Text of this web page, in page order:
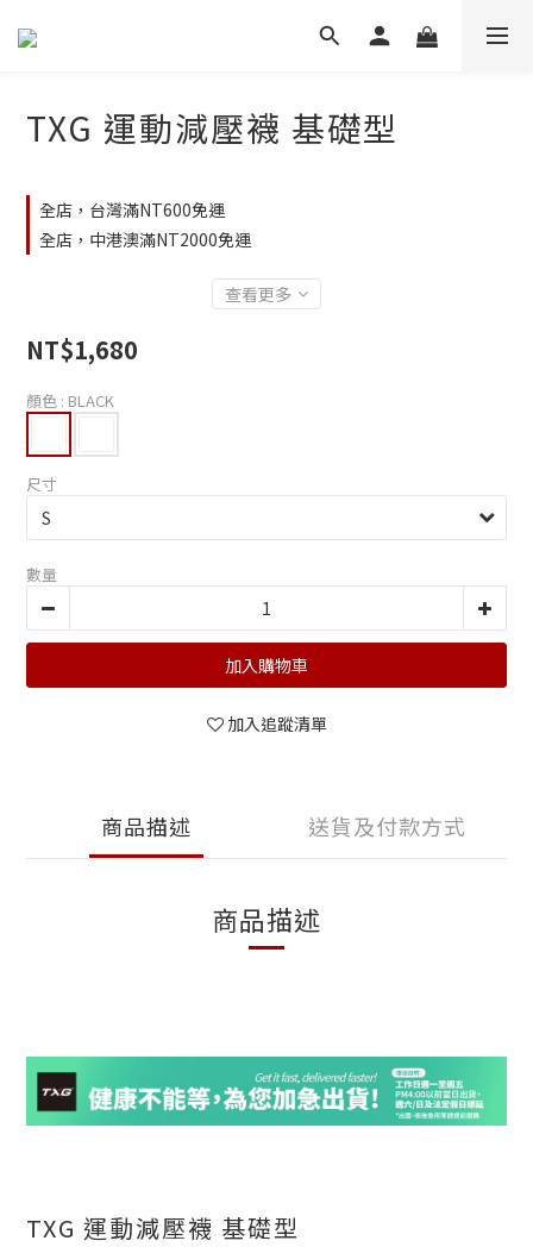
TXG 運動減壓襪 基礎型
全店，台灣滿NT600免運
全店，中港澳滿NT2000免運
查看更多
NT$1,680
顏色 : BLACK
尺寸
數量
加入購物車
加入追蹤清單
商品描述 送貨及付款方式
商品描述
TXG 運動減壓襪 基礎型